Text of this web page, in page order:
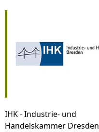
IHK - Industrie- und
Handelskammer Dresden